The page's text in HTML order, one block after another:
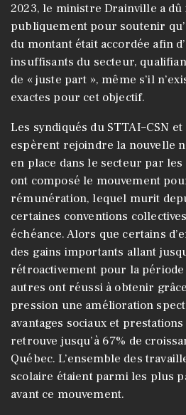
2023, le ministre Drainville a
publiquement pour soutenir
du montant était accordée afin
insuffisants du secteur,
de « juste part », même s’il
exactes pour cet objectif.
Les syndiqués du STTAI–CSN et
espèrent rejoindre la nouvelle
en place dans le secteur par
ont composé le mouvement
rémunération, lequel murit
certaines conventions
échéance. Alors que certains
des gains importants allant
rétroactivement pour la
autres ont réussi à obtenir
pression une amélioration
avantages sociaux et
retrouve jusqu’à 67% de
Québec. L’ensemble des
scolaire étaient parmi les plus
avant ce mouvement.